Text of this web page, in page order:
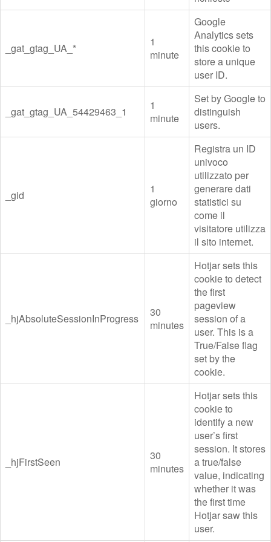
_gat_gtag_UA_*
1
minute
Google
Analytics sets
this cookie to
store a unique
user ID.
_gat_gtag_UA_54429463_1
1
minute
Set by Google to
distinguish
users.
_gid
1
giorno
Registra un ID
univoco
utilizzato per
generare dati
statistici su
come il
visitatore utilizza
il sito internet.
_hjAbsoluteSessionInProgress
30
minutes
Hotjar sets this
cookie to detect
the first
pageview
session of a
user. This is a
True/False flag
set by the
cookie.
_hjFirstSeen
30
minutes
Hotjar sets this
cookie to
identify a new
user’s first
session. It stores
a true/false
value, indicating
whether it was
the first time
Hotjar saw this
user.